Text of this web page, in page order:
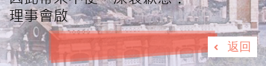
理事會啟
返回